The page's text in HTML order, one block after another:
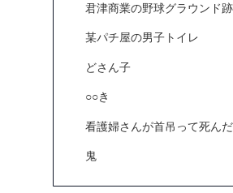
君津商業の野球グラウンド
某パチ屋の男子トイレ
どさん子
○○き
看護婦さんが首吊って死ん
鬼